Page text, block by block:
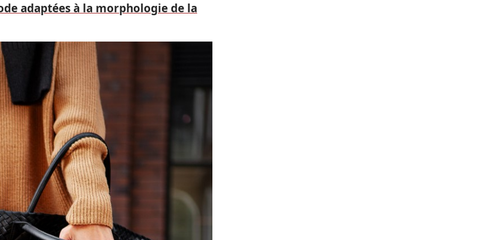
adaptées à la morphologie de la